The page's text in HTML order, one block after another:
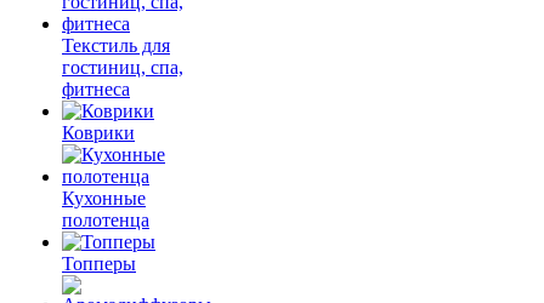
Текстиль для
гостиниц, спа,
фитнеса
Коврики
Кухонные
полотенца
Топперы